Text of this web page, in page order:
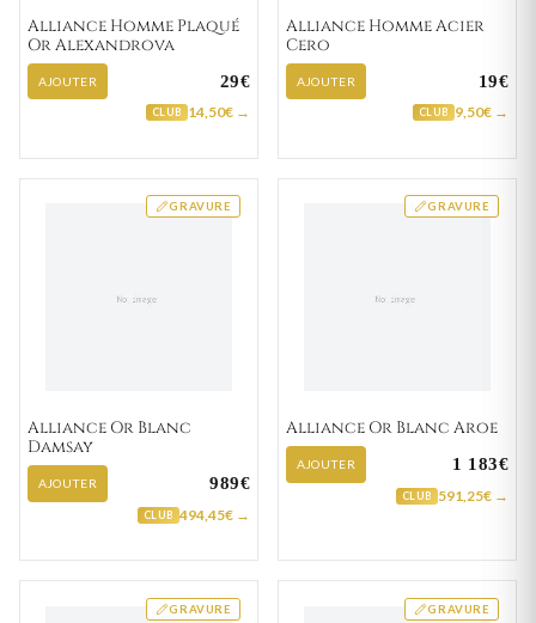
Alliance Homme Plaqué
Or Alexandrova
AJOUTER 29€
CLUB 14,50€ →
Alliance Homme Acier
Cero
AJOUTER 19€
CLUB 9,50€ →
GRAVURE
Alliance Or Blanc
Damsay
AJOUTER 989€
CLUB 494,45€ →
GRAVURE
Alliance Or Blanc Aroe
AJOUTER 1 183€
CLUB 591,25€ →
GRAVURE GRAVURE